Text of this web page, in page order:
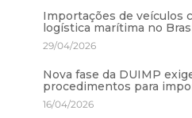
Importações de veículos
logística marítima no
29/04/2026
Nova fase da DUIMP
procedimentos para
16/04/2026